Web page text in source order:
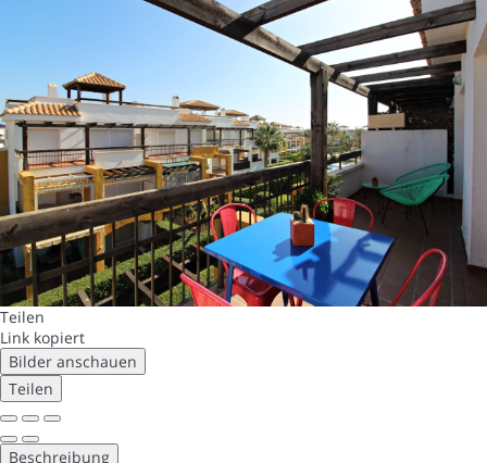
Teilen
Link kopiert
Bilder anschauen
Teilen
Beschreibung